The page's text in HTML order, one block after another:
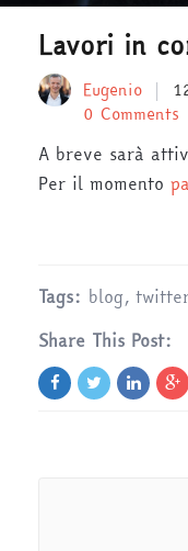
Lavori in
Eugenio
0 Comments
A breve sarà
Per il momento
Tags: blog,
Share This Post: